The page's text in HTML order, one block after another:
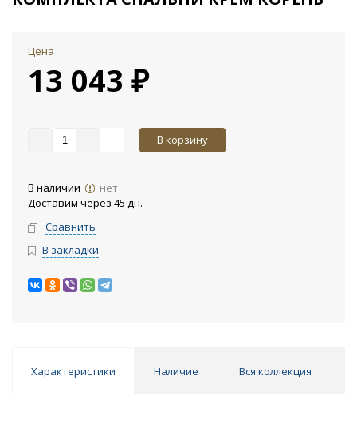
Цена
13 043 ₽
В корзину
В наличии
нет
Доставим через 45 дн.
Сравнить
В закладки
Характеристики Наличие Вся коллекция